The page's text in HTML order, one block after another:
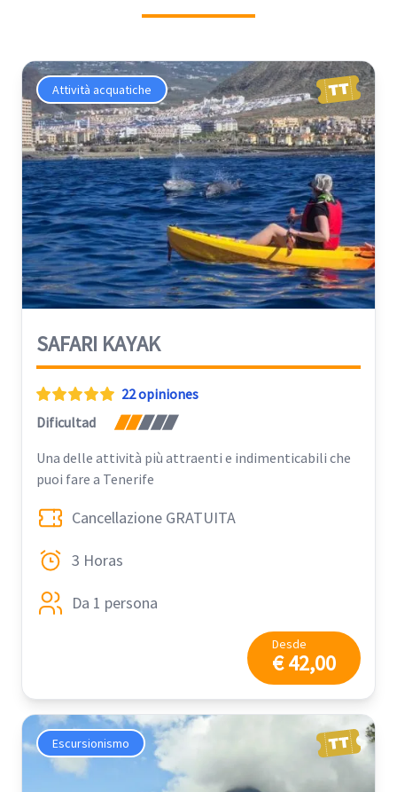
Attività acquatiche
SAFARI KAYAK
22 opiniones
Dificultad
Una delle attività più attraenti e indimenticabili che
puoi fare a Tenerife
Cancellazione GRATUITA
3 Horas
Da 1 persona
Desde
€ 42,00
Escursionismo